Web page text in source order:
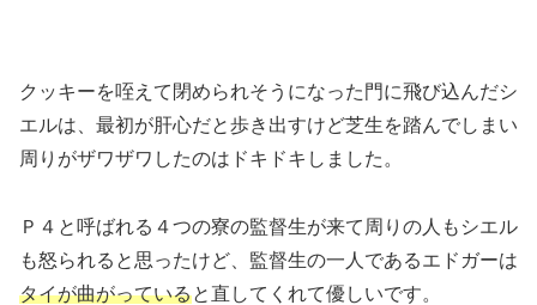
クッキーを咥えて閉められそうになった門に飛び込んだシ
エルは、最初が肝心だと歩き出すけど芝生を踏んでしまい
周りがザワザワしたのはドキドキしました。
Ｐ４と呼ばれる４つの寮の監督生が来て周りの人もシエル
も怒られると思ったけど、監督生の一人であるエドガーは
タイが曲がっていると直してくれて優しいです。